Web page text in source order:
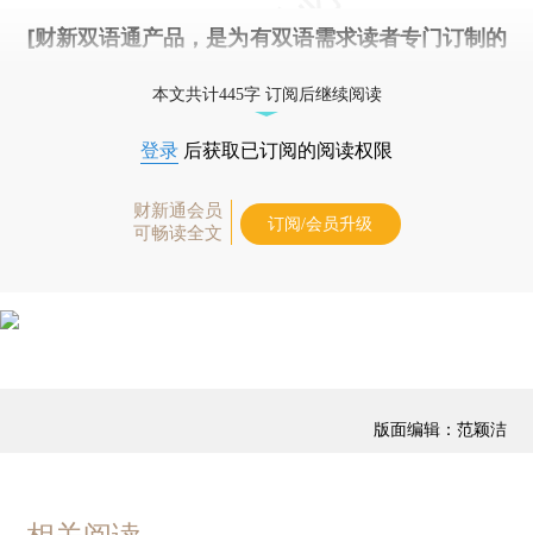
[财新双语通产品，是为有双语需求读者专门订制的
本文共计445字 订阅后继续阅读
登录 后获取已订阅的阅读权限
财新通会员
可畅读全文
订阅/会员升级
版面编辑：范颖洁